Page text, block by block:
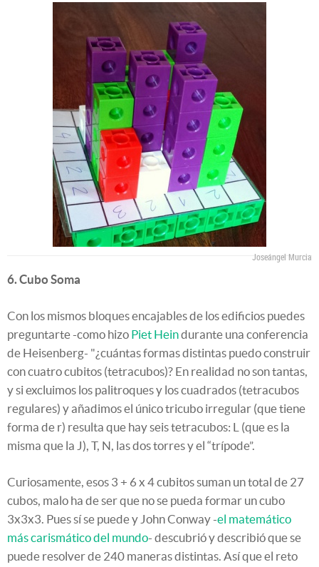
Joseángel Murcia
6. Cubo Soma
Con los mismos bloques encajables de los edificios puedes
preguntarte -como hizo Piet Heindurante una conferencia
de Heisenberg- "¿cuántas formas distintas puedo construir
con cuatro cubitos (tetracubos)? En realidad no son tantas,
y si excluimos los palitroques y los cuadrados (tetracubos
regulares) y añadimos el único tricubo irregular (que tiene
forma de r) resulta que hay seis tetracubos: L (que es la
misma que la J), T, N, las dos torres y el “trípode”.
Curiosamente, esos 3 + 6 x 4 cubitos suman un total de 27
cubos, malo ha de ser que no se pueda formar un cubo
3x3x3. Pues sí se puede y John Conway -el matemático
más carismático del mundo- descubrió y describió que se
puede resolver de 240 maneras distintas. Así que el reto